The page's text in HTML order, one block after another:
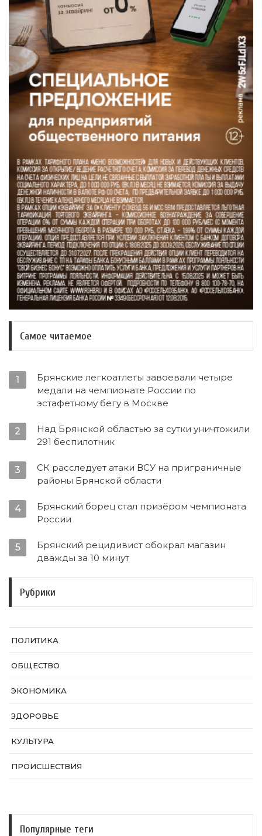
Самое читаемое
1
Брянские легкоатлеты завоевали четыре
медали на чемпионате России по
эстафетному бегу в Москве
2
Над Брянской областью за сутки уничтожили
291 беспилотник
3
СК расследует атаки ВСУ на приграничные
районы Брянской области
4
Брянский борец стал призёром чемпионата
России
5
Брянский рецидивист обокрал магазин
дважды за 10 минут
Рубрики
ПОЛИТИКА
ОБЩЕСТВО
ЭКОНОМИКА
ЗДОРОВЬЕ
КУЛЬТУРА
ПРОИСШЕСТВИЯ
Популярные теги